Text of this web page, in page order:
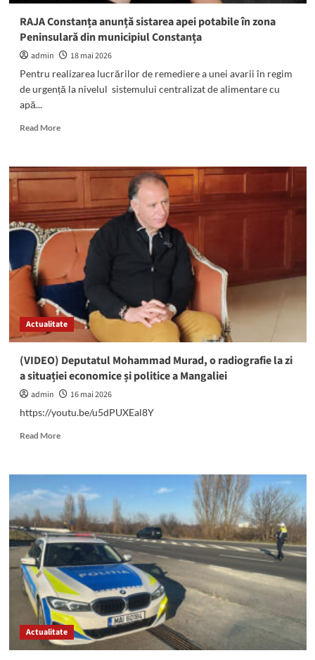
RAJA Constanța anunță sistarea apei potabile în zona
Peninsulară din municipiul Constanța
admin
18 mai 2026
Pentru realizarea lucrărilor de remediere a unei avarii în regim
de urgență la nivelul sistemului centralizat de alimentare cu
apă...
Read MoreRead
RAJA
Constanța
sistarea
apei
potabile
Peninsulară
din
municipiul
Constanța
Actualitate
(VIDEO) Deputatul Mohammad Murad, o radiografie la zi
a situației economice și politice a Mangaliei
admin
16 mai 2026
https://youtu.be/u5dPUXEal8Y
Read MoreRead
(VIDEO)
Deputatul
Mohammad
Murad,
o
radiografie
zi
a
situației
economice
și
politice
a
Actualitate